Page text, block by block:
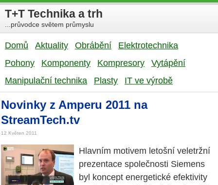
T+T Technika a trh
...průvodce světem průmyslu
Domů Aktuality Obrábění
Elektrotechnika
Pohony
Komponenty Kompresory
Vytápění
Manipulační technika
Plasty IT ve výrobě
Novinky z Amperu 2011 na
StreamTech.tv
12 Květen 2011
Hlavním motivem letošní veletržní
prezentace společnosti Siemens
byl koncept energetické efektivity